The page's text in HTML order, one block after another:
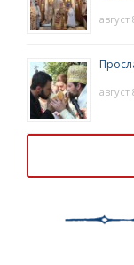
август
август